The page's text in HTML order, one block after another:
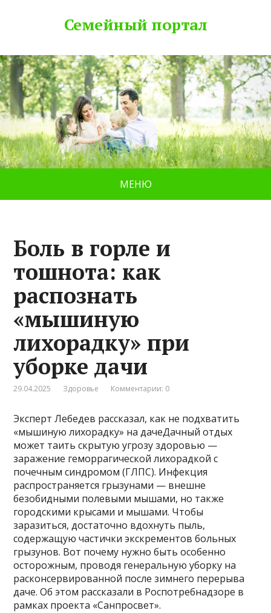
Семейный портал
МЕНЮ
Боль в горле и
тошнота: как
распознать
«мышиную
лихорадку» при
уборке дачи
29.04.2025 Здоровье Комментарии: 0
Эксперт Лебедев рассказал, как не подхватить
«мышиную лихорадку» на дачеДачный отдых
может таить скрытую угрозу здоровью —
заражение геморрагической лихорадкой с
почечным синдромом (ГЛПС). Инфекция
распространяется грызунами — внешне
безобидными полевыми мышами, но также
городскими крысами и мышами. Чтобы
заразиться, достаточно вдохнуть пыль,
содержащую частички экскрементов больных
грызунов. Вот почему нужно быть особенно
осторожным, проводя генеральную уборку на
расконсервированной после зимнего перерыва
даче. Об этом рассказали в Роспотребнадзоре в
рамках проекта «Санпросвет».